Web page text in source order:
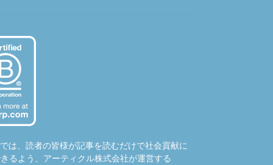
は、読者の皆様が記事を読むだけで社会貢献に
るよう、アーティクル株式会社が運営する